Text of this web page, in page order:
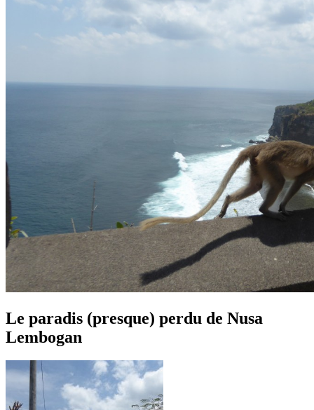
Le paradis (presque) perdu de Nusa
Lembogan